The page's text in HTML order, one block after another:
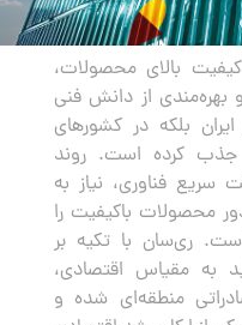
بالای محصولات،
از دانش فنی
بلکه در کشورهای
جذب کرده است. روند
فناوری، نیاز به
محصولات باکیفیت را
ری‌سان با تکیه بر
به مقیاس اقتصادی،
منطقه‌ای شده و